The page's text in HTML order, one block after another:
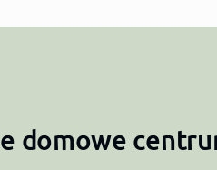
domowe